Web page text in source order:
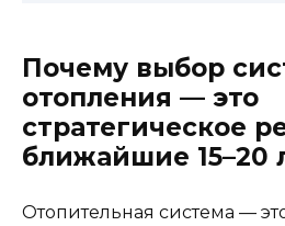
Почему выбор
отопления — это
стратегическое
ближайшие 15–20
Отопительная система —